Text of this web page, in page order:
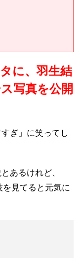
に、羽生結
写真を公開
ぎ」に笑ってし
あるけれど、
を見てると元気に